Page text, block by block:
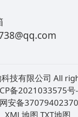
技有限公司 All
备2021033575号
安备